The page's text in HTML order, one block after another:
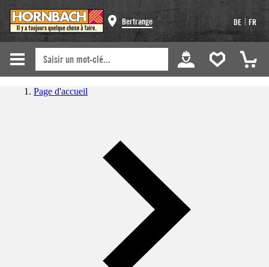
Bertrange DE | FR
Page d'accueil